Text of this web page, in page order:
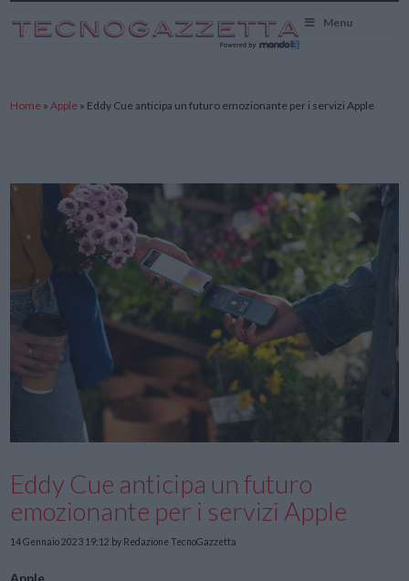
Menu
Home »Apple » Eddy Cue anticipa un futuro emozionante per i servizi Apple
Eddy Cue anticipa un futuro
emozionante per i servizi Apple
14 Gennaio 2023 19:12 by Redazione TecnoGazzetta
Apple